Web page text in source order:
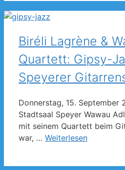
Biréli Lagrène &
Quartett: Gipsy-
Speyerer
Donnerstag, 15. September
Stadtsaal Speyer Wawau
mit seinem Quartett beim
war, … Weiterlesen